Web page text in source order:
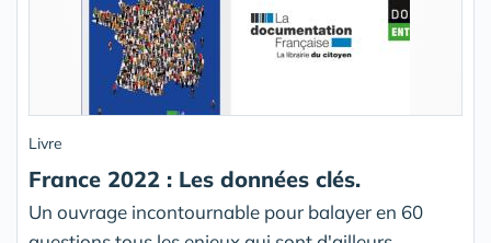
Livre
France 2022 : Les données clés.
Un ouvrage incontournable pour balayer en 60